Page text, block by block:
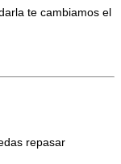
te cambiamos el
repasar